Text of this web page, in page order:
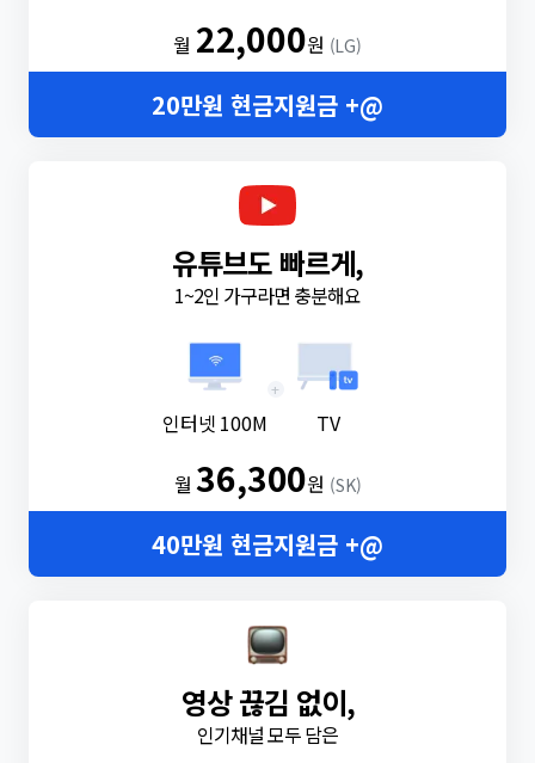
월 22,000원 (LG)
20만원 현금지원금 +@
유튜브도 빠르게,
1~2인 가구라면 충분해요
인터넷 100M
+
TV
월36,300원 (SK)
40만원 현금지원금 +@
영상 끊김 없이,
인기채널 모두 담은